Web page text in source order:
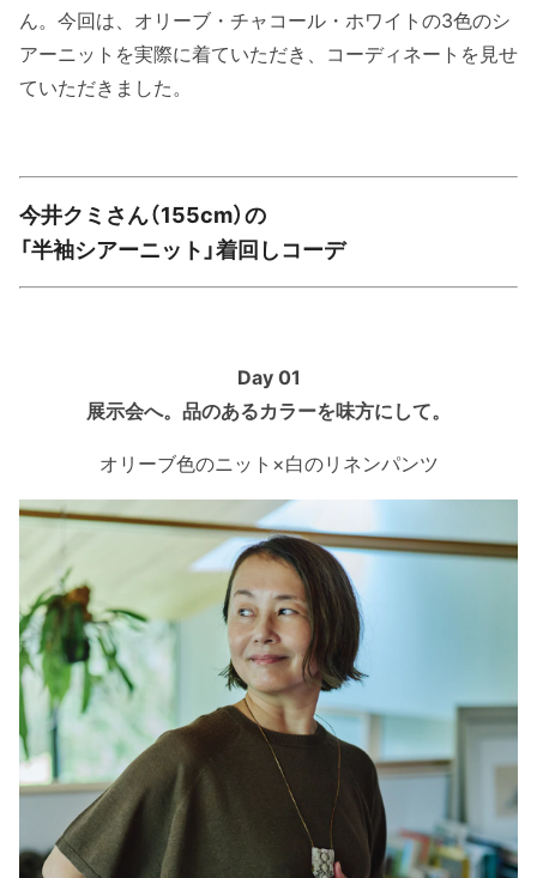
ん。今回は、オリーブ・チャコール・ホワイトの3色のシ
アーニットを実際に着ていただき、コーディネートを見せ
ていただきました。
今井クミさん（155cm）の
「半袖シアーニット」着回しコーデ
Day 01
展示会へ。品のあるカラーを味方にして。
オリーブ色のニット×白のリネンパンツ